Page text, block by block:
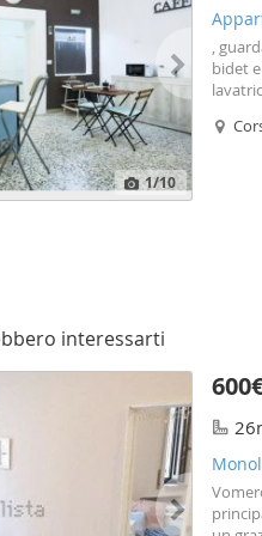
1/10
,
bidet e
inclusi
interessarti